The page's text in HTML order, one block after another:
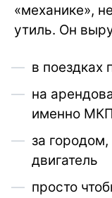
«механике»,
утиль. Он
в поездках
на
именно
за
двигатель
просто